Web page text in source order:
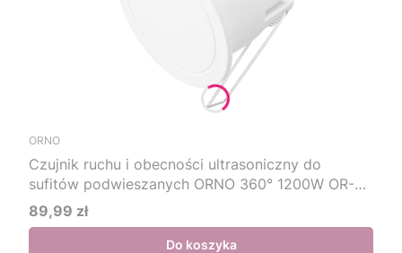
ORNO
Czujnik ruchu i obecności ultrasoniczny do
sufitów podwieszanych ORNO 360° 1200W OR-
CR-297/W
Cena
89,99 zł
Do koszyka